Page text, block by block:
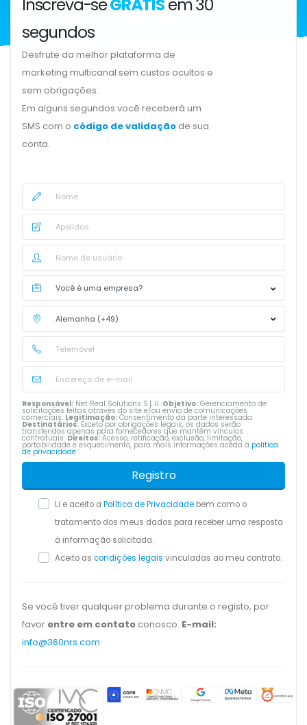
segundos
Desfrute da melhor plataforma de
marketing multicanal sem custos ocultos e
sem obrigações.
Em alguns segundos você receberá um
SMS com o código de validação de sua
conta.
Responsável: Net Real Solutions S.L.U. Objetivo: Gerenciamento de
solicitações feitas através do site e/ou envio de comunicações
comerciais. Legitimação: Consentimento da parte interessada.
Destinatários: Exceto por obrigações legais, os dados serão
transferidos apenas para fornecedores que mantêm vínculos
contratuais. Direitos: Acesso, retificação, exclusão, limitação,
portabilidade e esquecimento, para mais informações aceda à política
de privacidade .
Registro
Li e aceito a Política de Privacidade bem como o
tratamento dos meus dados para receber uma resposta
à informação solicitada.
Aceito as condições legais vinculadas ao meu contrato.
Se você tiver qualquer problema durante o registo, por
favor entre em contato conosco. E-mail:
info@360nrs.com